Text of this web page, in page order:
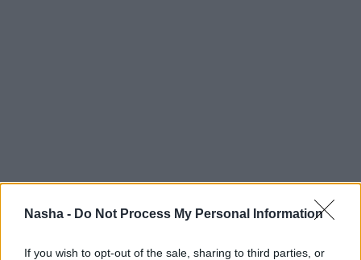
Nasha - Do Not Process My Personal Information
If you wish to opt-out of the sale, sharing to third parties, or